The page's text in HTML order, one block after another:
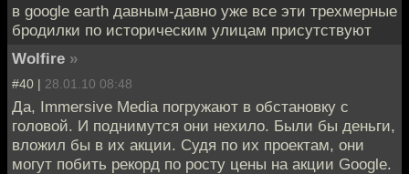
в google earth давным-давно уже все эти трехмерные
бродилки по историческим улицам присутствуют
Wolfire »
#40 | 28.01.10 08:48
Да, Immersive Media погружают в обстановку с
головой. И поднимутся они нехило. Были бы деньги,
вложил бы в их акции. Судя по их проектам, они
могут побить рекорд по росту цены на акции Google.